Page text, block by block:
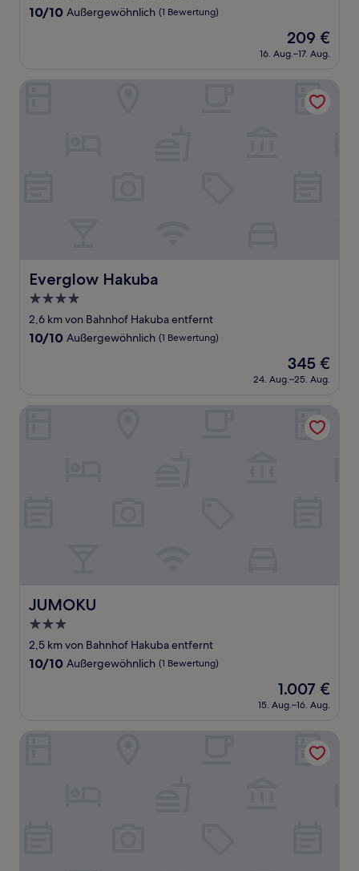
Unterkunft
10.0
Bewertung)
10/10 Außergewöhnlich (1 Bewertung)
Der
Preis
beträgt
209 €
16. Aug.–17. Aug.
Everglow Hakuba
Everglow Hakuba
4.0-
Sterne-
Unterkunft
2,6 km von Bahnhof Hakuba entfernt
10.0
Bewertung)
10/10 Außergewöhnlich (1 Bewertung)
Der
Preis
beträgt
345 €
24. Aug.–25. Aug.
JUMOKU
JUMOKU
3.0-
Sterne-
Unterkunft
2,5 km von Bahnhof Hakuba entfernt
10.0
Bewertung)
10/10 Außergewöhnlich (1 Bewertung)
Der
Preis
beträgt
1.007 €
15. Aug.–16. Aug.